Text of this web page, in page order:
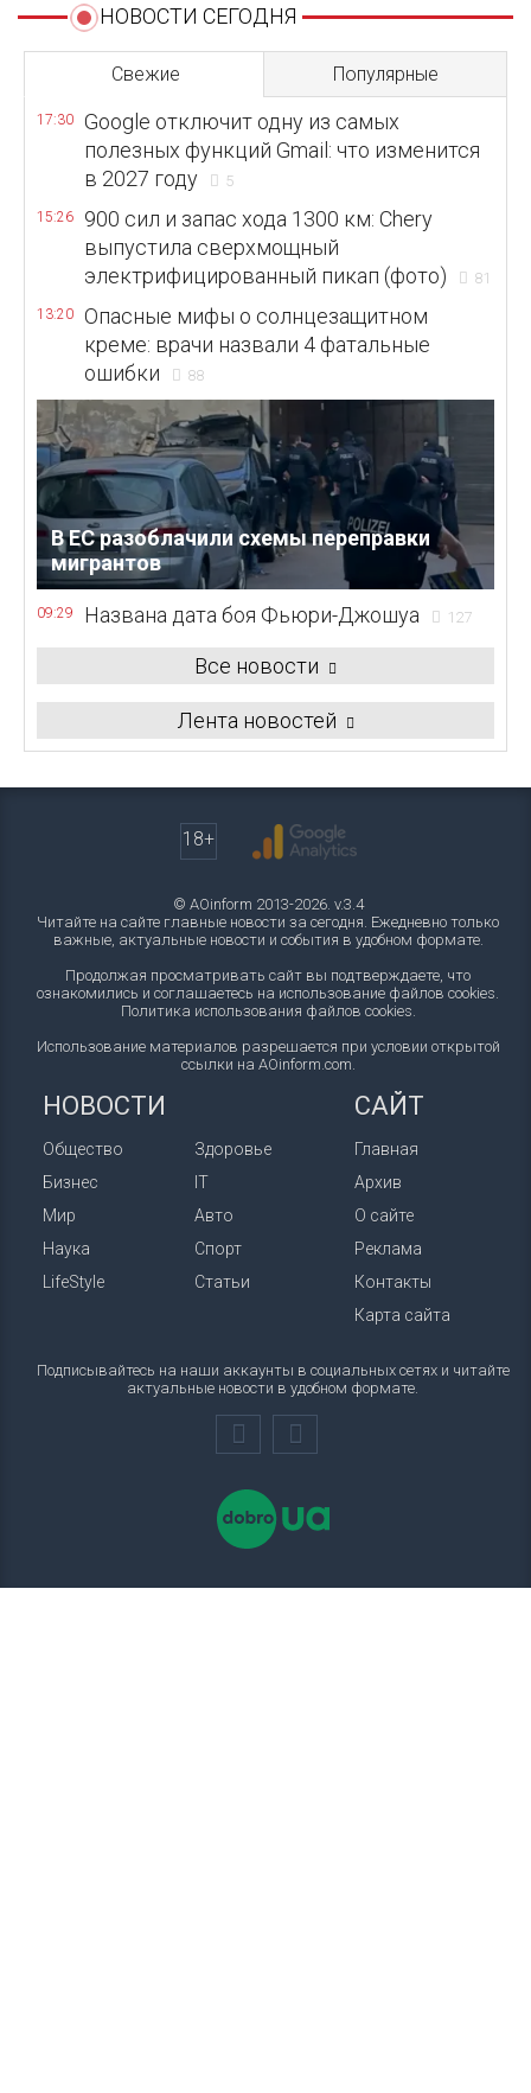
НОВОСТИ СЕГОДНЯ
Свежие Популярные
17:30
Google отключит одну из самых
полезных функций Gmail: что изменится
в 2027 году
5
15:26
900 сил и запас хода 1300 км: Chery
выпустила сверхмощный
электрифицированный пикап (фото)
81
13:20
Опасные мифы о солнцезащитном
креме: врачи назвали 4 фатальные
ошибки
88
В ЕС разоблачили схемы переправки
мигрантов
09:29 Названа дата боя Фьюри-Джошуа 127
Все новости
Лента новостей
18+
© AOinform 2013-2026. v.3.4
Читайте на сайте главные новости за сегодня. Ежедневно только
важные, актуальные новости и события в удобном формате.
Продолжая просматривать сайт вы подтверждаете, что
ознакомились и соглашаетесь на использование файлов cookies.
Политика использования файлов cookies.
Использование материалов разрешается при условии открытой
ссылки на AOinform.com.
НОВОСТИ
Общество
Бизнес
Мир
Наука
LifeStyle
Здоровье
IT
Авто
Спорт
Статьи
САЙТ
Главная
Архив
О сайте
Реклама
Контакты
Карта сайта
Подписывайтесь на наши аккаунты в социальных сетях и читайте
актуальные новости в удобном формате.